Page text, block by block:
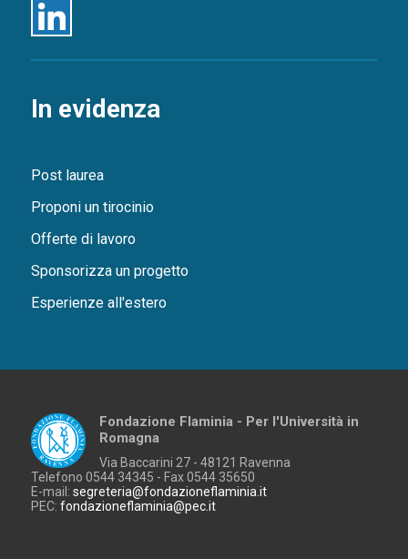
Linkedin
In evidenza
Post laurea
Proponi un tirocinio
Offerte di lavoro
Sponsorizza un progetto
Esperienze all'estero
Fondazione Flaminia - Per l'Università in
Romagna
Via Baccarini 27 - 48121 Ravenna
Telefono 0544 34345 - Fax 0544 35650
E-mail:segreteria@fondazioneflaminia.it
PEC:fondazioneflaminia@pec.it